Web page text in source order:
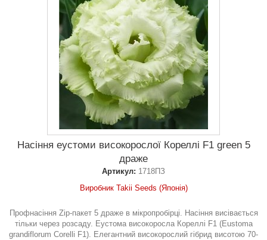
Насіння еустоми високорослої Кореллі F1 green 5
драже
Артикул: 1718ПЗ
Виробник Takii Seeds (Японія)
Профнасіння Zip-пакет 5 драже в мікропробірці. Насіння висівається
тільки через розсаду. Еустома високоросла Кореллі F1 (Eustoma
grandiflorum Corelli F1). Елегантний високорослий гібрид висотою 70-